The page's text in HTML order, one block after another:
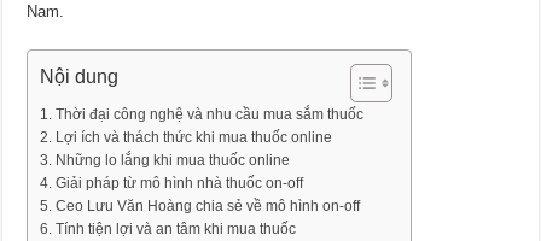
Nam.
Nội dung
Thời đại công nghệ và nhu cầu mua sắm thuốc
Lợi ích và thách thức khi mua thuốc online
Những lo lắng khi mua thuốc online
Giải pháp từ mô hình nhà thuốc on-off
Ceo Lưu Văn Hoàng chia sẻ về mô hình on-off
Tính tiện lợi và an tâm khi mua thuốc